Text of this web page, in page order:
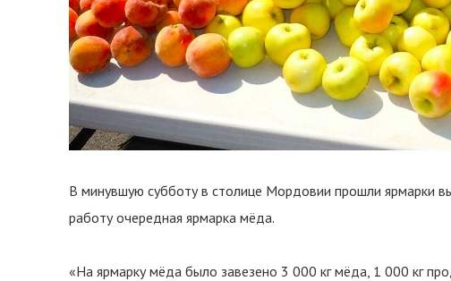
В минувшую субботу в столице Мордовии прошли ярмарки
работу очередная ярмарка мёда.
«На ярмарку мёда было завезено 3 000 кг мёда, 1 000 кг